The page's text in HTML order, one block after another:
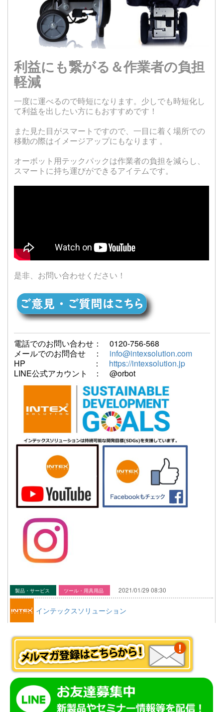
利益にも繋がる＆作業者の負担
軽減
一度に運べるので時短になります。少しでも時短化し
て利益を出したい方にもおすすめです！
また見た目がスマートですので、一目に着く場所での
移動の際はイメージアップにもなります 。
オーボット用テックパックは作業者の負担を減らし、
スマートに持ち運びができるアイテムです。
是非、お問い合わせください！
電話でのお問い合わせ： 0120-756-568
メールでのお問合せ ： info@intexsolution.com
HP ： https://intexsolution.jp
LINE公式アカウント ： @orbot
製品・サービス ツール・用具用品 2021/01/29 08:30
インテックスソリューション